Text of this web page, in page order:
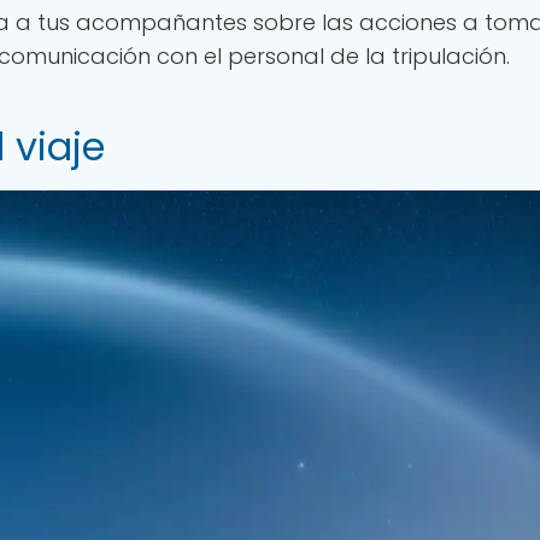
a tus acompañantes sobre las acciones a
con el personal de la tripulación.
viaje